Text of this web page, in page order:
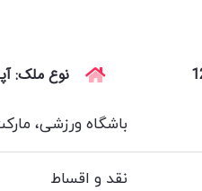
نوع ملک:
باشگاه ورزشی،
نقد و اقساط